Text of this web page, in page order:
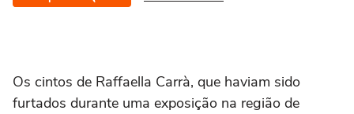
Os cintos de Raffaella Carrà, que haviam sido
furtados durante uma exposição na região de